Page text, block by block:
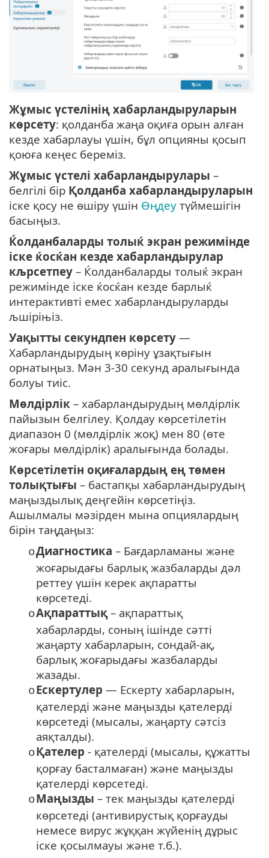
Жұмыс үстелінің хабарландыруларын
көрсету: қолданба жаңа оқиға орын алған
кезде хабарлауы үшін, бұл опцияны қосып
қоюға кеңес береміз.
Жұмыс үстелі хабарландырулары –
белгілі бір Қолданба хабарландыруларын
іске қосу не өшіру үшін Өңдеу түймешігін
басыңыз.
Ќолданбаларды толыќ экран режимінде
іске ќосќан кезде хабарландырулар
кљрсетпеу – Ќолданбаларды толыќ экран
режимінде іске ќосќан кезде барлыќ
интерактивті емес хабарландыруларды
љшіріњіз.
Уақытты секундпен көрсету —
Хабарландырудың көріну ұзақтығын
орнатыңыз. Мән 3-30 секунд аралығында
болуы тиіс.
Мөлдірлік – хабарландырудың мөлдірлік
пайызын белгілеу. Қолдау көрсетілетін
диапазон 0 (мөлдірлік жоқ) мен 80 (өте
жоғары мөлдірлік) аралығында болады.
Көрсетілетін оқиғалардың ең төмен
толықтығы – бастапқы хабарландырудың
маңыздылық деңгейін көрсетіңіз.
Ашылмалы мәзірден мына опциялардың
бірін таңдаңыз:
oДиагностика – Бағдарламаны және
жоғарыдағы барлық жазбаларды дәл
реттеу үшін керек ақпаратты
көрсетеді.
oАқпараттық– ақпараттық
хабарларды, соның ішінде сәтті
жаңарту хабарларын, сондай-ақ,
барлық жоғарыдағы жазбаларды
жазады.
oЕскертулер — Ескерту хабарларын,
қателерді және маңызды қателерді
көрсетеді (мысалы, жаңарту сәтсіз
аяқталды).
oҚателер - қателерді (мысалы, құжатты
қорғау басталмаған) және маңызды
қателерді көрсетеді.
oМаңызды – тек маңызды қателерді
көрсетеді (антивирустық қорғауды
немесе вирус жұққан жүйенің дұрыс
іске қосылмауы және т.б.).